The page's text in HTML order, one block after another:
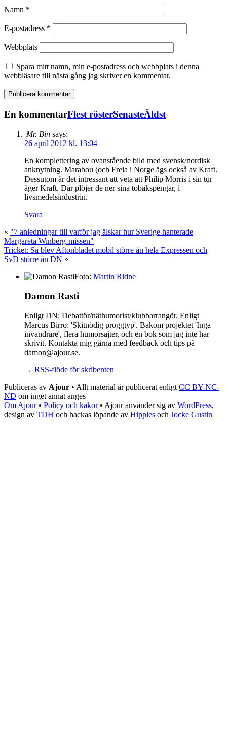
Namn *
E-postadress *
Webbplats
Spara mitt namn, min e-postadress och webbplats i denna
webbläsare till nästa gång jag skriver en kommentar.
En kommentarFlest rösterSenasteÄldst
Mr. Bin says:
26 april 2012 kl. 13:04
En komplettering av ovanstående bild med svensk/nordisk
anknytning. Marabou (och Freia i Norge ägs också av Kraft.
Dessutom är det intressant att veta att Philip Morris i sin tur
äger Kraft. Där plöjer de ner sina tobakspengar, i
livsmedelsindustrin.
Svara
« "7 anledningar till varför jag älskar hur Sverige hanterade
Margareta Winberg-missen"
Tricket: Så blev Aftonbladet mobil större än hela Expressen och
SvD större än DN »
Foto: Martin Ridne
Damon Rasti
Enligt DN: Debattör/näthumorist/klubbarrangör. Enligt
Marcus Birro: 'Skitnödig proggtyp'. Bakom projektet 'Inga
invandrare', flera humorsajter, och en bok som jag inte har
skrivit. Kontakta mig gärna med feedback och tips på
damon@ajour.se.
→ RSS-flöde för skribenten
Publiceras av Ajour • Allt material är publicerat enligt CC BY-NC-
ND om inget annat anges
Om Ajour• Policy och kakor• Ajour använder sig av WordPress,
design av TDH och hackas löpande av Hippies och Jocke Gustin